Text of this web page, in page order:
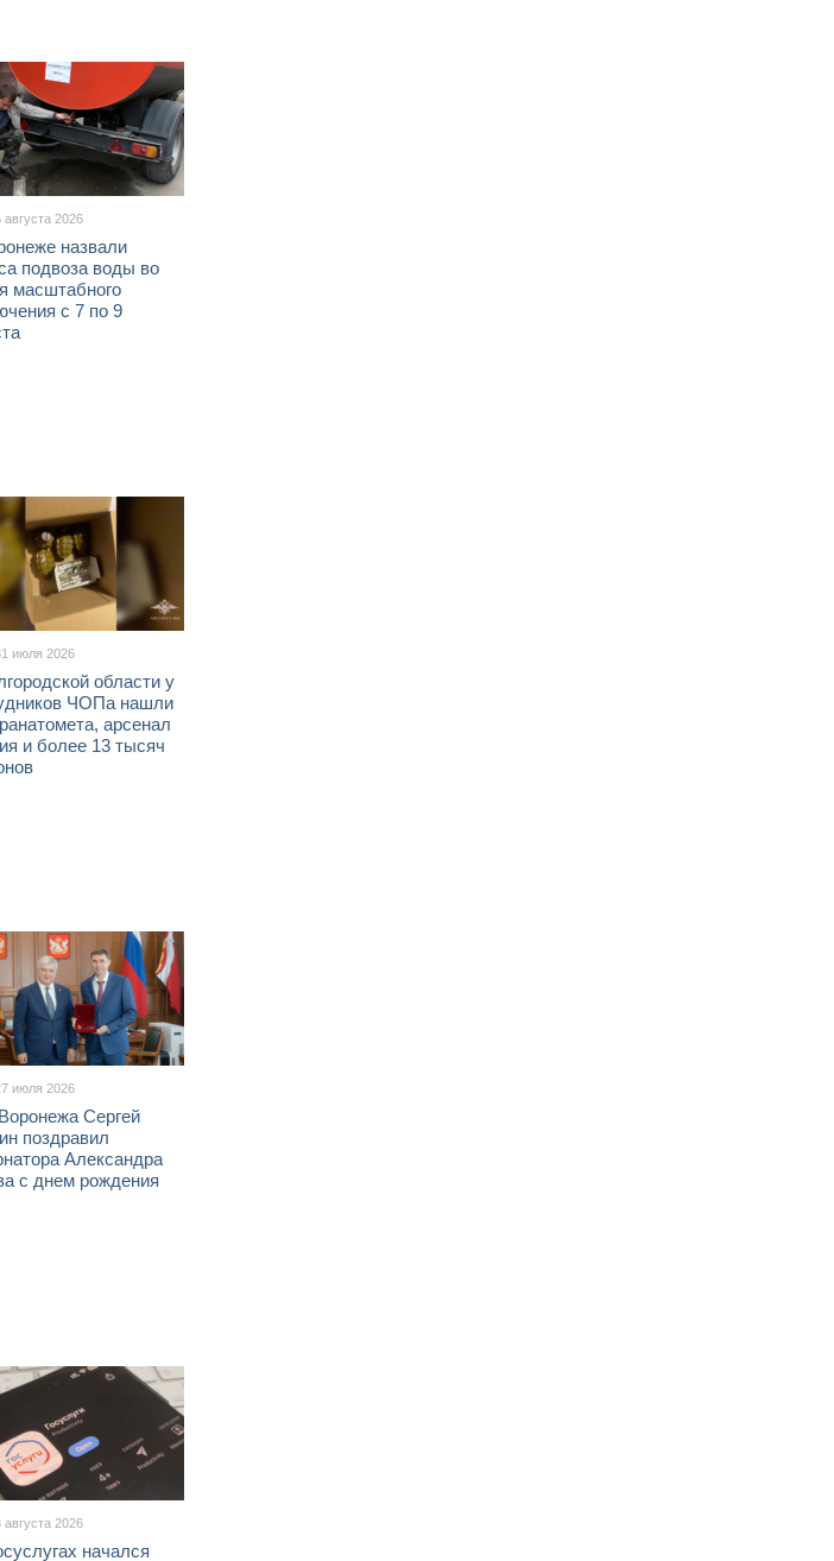
августа 2026
назвали
подвоза воды во
масштабного
с 7 по 9
июля 2026
области у
ЧОПа нашли
арсенал
и более 13 тысяч
июля 2026
Сергей
поздравил
Александра
с днем рождения
августа 2026
начался